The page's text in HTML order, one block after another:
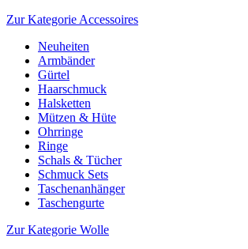
Zur Kategorie Accessoires
Neuheiten
Armbänder
Gürtel
Haarschmuck
Halsketten
Mützen & Hüte
Ohrringe
Ringe
Schals & Tücher
Schmuck Sets
Taschenanhänger
Taschengurte
Zur Kategorie Wolle